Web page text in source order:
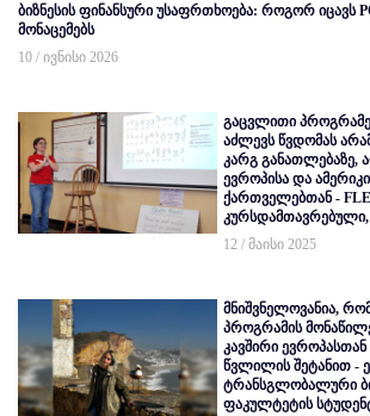
ბიზნესის ფინანსური უსაფრთხოება: როგორ იცავს
მონაცემებს
10 / ივნისი 2026
გაცვლითი
აძლევს წვდომას
კარგ განათლებაზე,
ევროპისა და
ქართველებთან -
12 / მაისი 2025
მნიშვნელოვანია,
პროგრამის
კავშირი
წვლილის შეტანით -
ტრანსგლობალური
ფაკულტეტის